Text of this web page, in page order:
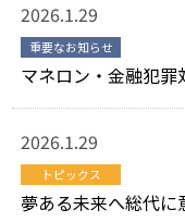
2026.1.29
重要なお知らせ
マネロン・金融犯
2026.1.29
トピックス
夢ある未来へ総代に